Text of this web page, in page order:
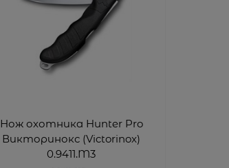
Нож охотника Hunter Pro
Викторинокс (Victorinox)
0.9411.M3